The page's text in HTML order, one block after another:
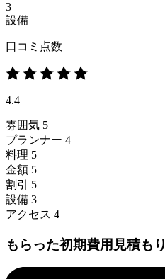
3
設備
口コミ点数
4.4
雰囲気 5
プランナー 4
料理 5
金額 5
割引
5
設備 3
アクセス 4
もらった初期費用見積もり